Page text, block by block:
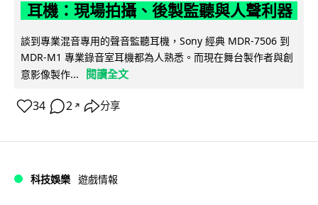
耳機：現場拍攝、後製監聽與人聲利器
談到專業混音專用的聲音監聽耳機，Sony 經典 MDR-7506 到
MDR-M1 專業錄音室耳機都為人熟悉。而現在舞台製作者與創
意影像製作...
閱讀全文
34 2 ↗ 分享
科技娛樂 遊戲情報